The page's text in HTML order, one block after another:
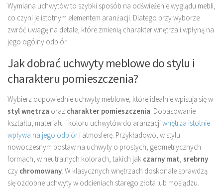
Wymiana uchwytów to szybki sposób na odświeżenie wyglądu mebli,
co czyni je istotnym elementem aranżacji. Dlatego przy wyborze
zwróć uwagę na detale, które zmienią charakter wnętrza i wpłyną na
jego ogólny odbiór.
Jak dobrać uchwyty meblowe do stylu i
charakteru pomieszczenia?
Wybierz odpowiednie uchwyty meblowe, które idealnie wpisują się w
styl wnętrza oraz charakter pomieszczenia . Dopasowanie
kształtu, materiału i koloru uchwytów do aranżacjiwnętrza istotnie
wpływa na jego odbiór i atmosferę. Przykładowo, w stylu
nowoczesnym postaw na uchwyty o prostych, geometrycznych
formach, w neutralnych kolorach, takich jak czarny mat srebrny
czy chromowany . W klasycznych wnętrzach doskonale sprawdzą
się ozdobne uchwyty w odcieniach starego złota lub mosiądzu.